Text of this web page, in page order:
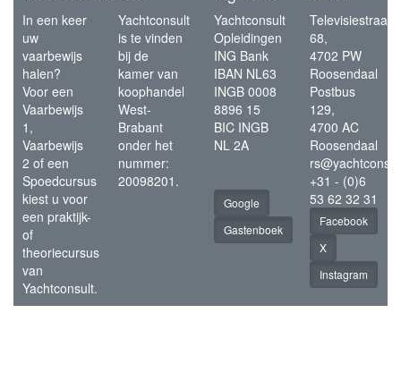
In een keer
uw
vaarbewijs
halen?
Voor een
Vaarbewijs
1,
Vaarbewijs
2 of een
Spoedcursus
kiest u voor
een praktijk-
of
theoriecursus
van
Yachtconsult.
Yachtconsult
is te vinden
bij de
kamer van
koophandel
West-
Brabant
onder het
nummer:
20098201.
Yachtconsult
Opleidingen
ING Bank
IBAN NL63
INGB 0008
8896 15
BIC INGB
NL 2A
Google
Gastenboek
Televisiestraat
68,
4702 PW
Roosendaal
Postbus
129,
4700 AC
Roosendaal
+31 - (0)6
53 62 32 31
Facebook
X
Instagram